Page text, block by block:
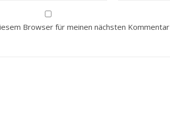
Browser für meinen nächsten